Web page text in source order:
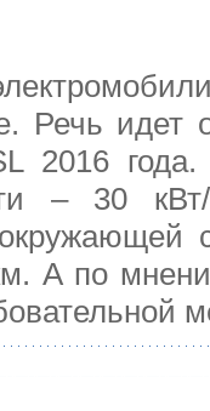
Речь идет
2016 года.
– 30
А по